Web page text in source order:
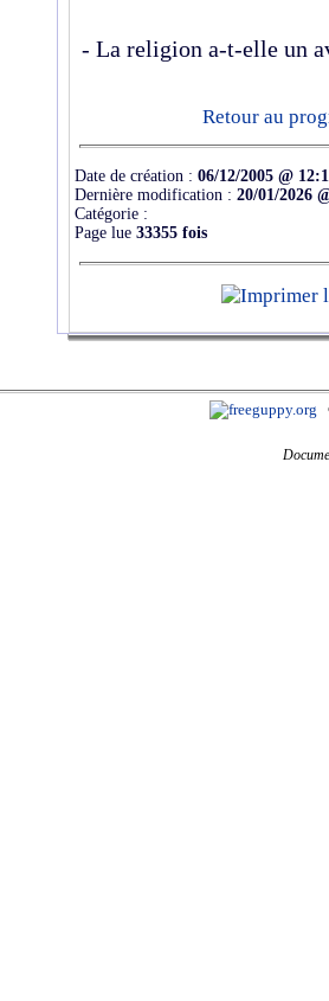
- La religion a-t-elle un
Retour au
Date de création : 06/12/2005 @
Dernière modification : 20/01/2026
Catégorie :
Page lue 33355 fois